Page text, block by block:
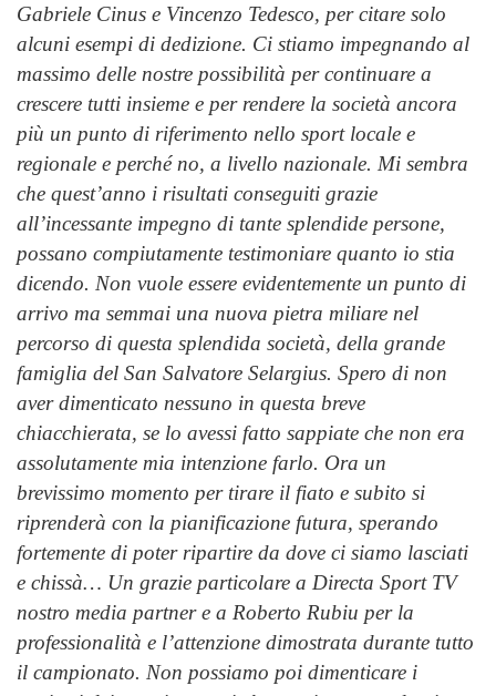
Gabriele Cinus e Vincenzo Tedesco, per citare solo
alcuni esempi di dedizione. Ci stiamo impegnando al
massimo delle nostre possibilità per continuare a
crescere tutti insieme e per rendere la società ancora
più un punto di riferimento nello sport locale e
regionale e perché no, a livello nazionale. Mi sembra
che quest’anno i risultati conseguiti grazie
all’incessante impegno di tante splendide persone,
possano compiutamente testimoniare quanto io stia
dicendo. Non vuole essere evidentemente un punto di
arrivo ma semmai una nuova pietra miliare nel
percorso di questa splendida società, della grande
famiglia del San Salvatore Selargius. Spero di non
aver dimenticato nessuno in questa breve
chiacchierata, se lo avessi fatto sappiate che non era
assolutamente mia intenzione farlo. Ora un
brevissimo momento per tirare il fiato e subito si
riprenderà con la pianificazione futura, sperando
fortemente di poter ripartire da dove ci siamo lasciati
e chissà… Un grazie particolare a Directa Sport TV
nostro media partner e a Roberto Rubiu per la
professionalità e l’attenzione dimostrata durante tutto
il campionato. Non possiamo poi dimenticare i